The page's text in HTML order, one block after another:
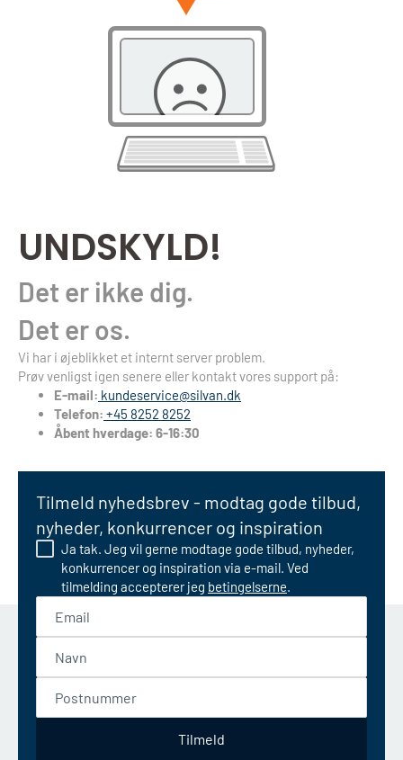
UNDSKYLD!
Det er ikke dig.
Det er os.
Vi har i øjeblikket et internt server problem.
Prøv venligst igen senere eller kontakt vores support på:
E-mail: kundeservice@silvan.dk
Telefon: +45 8252 8252
Åbent hverdage: 6-16:30
Tilmeld nyhedsbrev - modtag gode tilbud,
nyheder, konkurrencer og inspiration
Ja tak. Jeg vil gerne modtage gode tilbud, nyheder,
konkurrencer og inspiration via e-mail. Ved
tilmelding accepterer jeg betingelserne.
Tilmeld